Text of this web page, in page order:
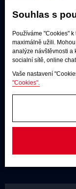
Souhlas s
Používáme "Cookies"
maximálně užili.
analýze návštěvnosti a
socialní sítě, online
Vaše nastavení
"Cookies".
Po -
U